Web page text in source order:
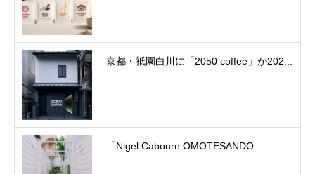
京都・祇園白川に「2050 coffee」が202...
「Nigel Cabourn OMOTESANDO...